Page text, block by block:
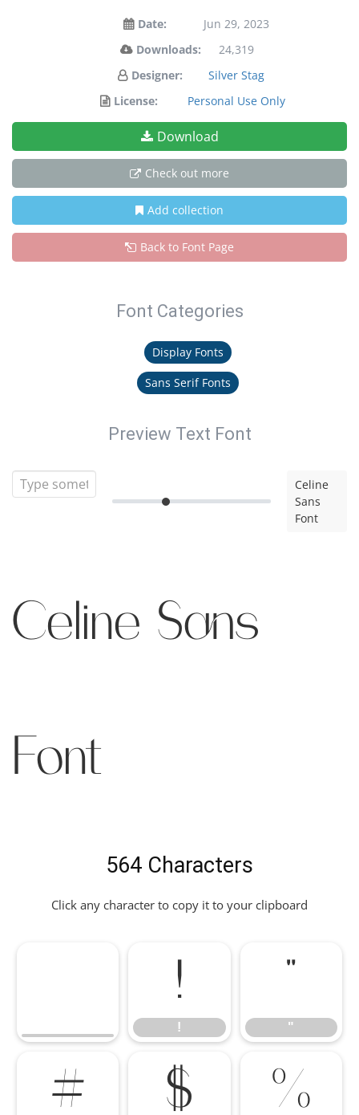
Date:
Jun 29, 2023
Downloads:
24,319
Designer:
Silver Stag
License:
Personal Use Only
Download
Check out more
Add collection
Back to Font Page
Font Categories
Display Fonts
Sans Serif Fonts
Preview Text Font
Celine
Sans
Font
Celine Sans
Font
564 Characters
Click any character to copy it to your clipboard
!
! "
# $ %